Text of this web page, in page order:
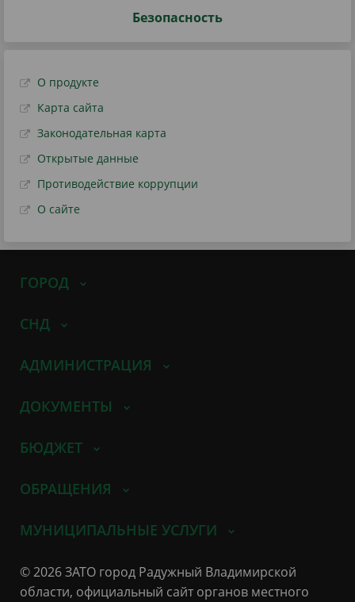
Безопасность
О продукте
Карта сайта
Законодательная карта
Открытые данные
Противодействие коррупции
О сайте
ГОРОД
СНД
АДМИНИСТРАЦИЯ
ДОКУМЕНТЫ
БЮДЖЕТ
ОБРАЩЕНИЯ
МУНИЦИПАЛЬНЫЕ УСЛУГИ
© 2026 ЗАТО город Радужный Владимирской
области, официальный сайт органов местного